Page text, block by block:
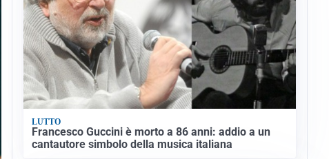
LUTTO
Francesco Guccini è morto a 86 anni: addio a un
cantautore simbolo della musica italiana